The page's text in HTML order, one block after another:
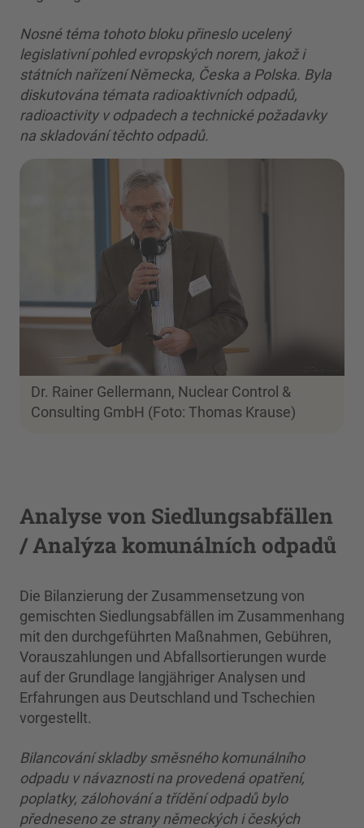
Dr. Rainer Gellermann, Nuclear Control &
Consulting GmbH (Foto: Thomas Krause)
Nosné téma tohoto bloku přineslo ucelený
legislativní pohled evropských norem, jakož i
státních nařízení Německa, Česka a Polska. Byla
diskutována témata radioaktivních odpadů,
radioactivity v odpadech a technické požadavky
na skladování těchto odpadů.
Analyse von Siedlungsabfällen
/ Analýza komunálních odpadů
Die Bilanzierung der Zusammensetzung von
gemischten Siedlungsabfällen im Zusammenhang
mit den durchgeführten Maßnahmen, Gebühren,
Vorauszahlungen und Abfallsortierungen wurde
auf der Grundlage langjähriger Analysen und
Erfahrungen aus Deutschland und Tschechien
vorgestellt.
Bilancování skladby směsného komunálního
odpadu v návaznosti na provedená opatření,
poplatky, zálohování a třídění odpadů bylo
předneseno ze strany německých i českých